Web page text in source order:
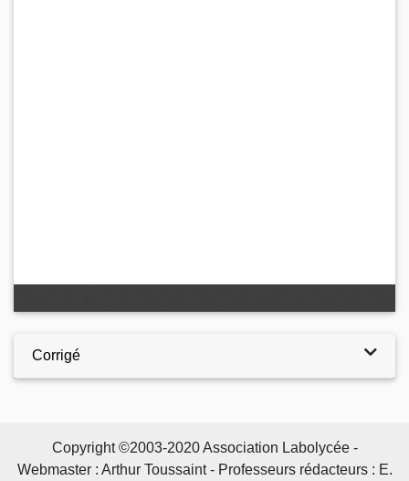
Corrigé
Copyright ©2003-2020 Association Labolycée -
Webmaster : Arthur Toussaint - Professeurs rédacteurs : E.